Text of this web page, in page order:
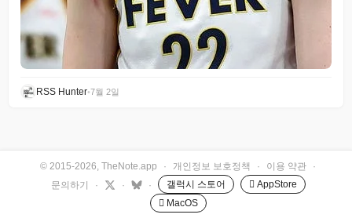
RSS Hunter•7월 2일
© 2015-2026, TheNote.app · 개인정보 보호정책 · 이용 약관
·
문의하기
· · · 갤럭시 스토어
 AppStore
 MacOS